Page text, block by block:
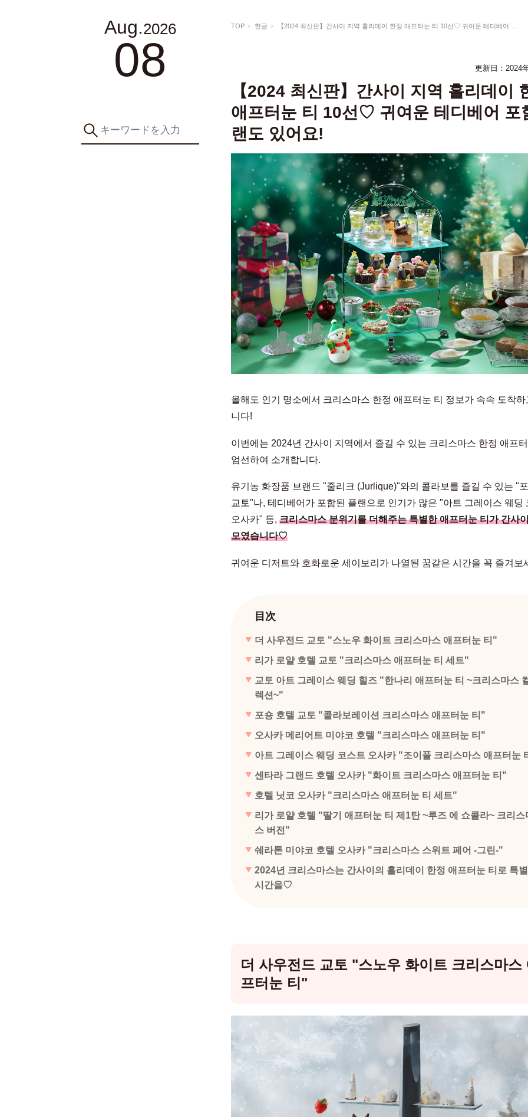
Aug.2026
08
TOP 한글 【2024 최신판】간사이 지역 홀리데이 한정 애프터눈 티 10선♡ 귀여운 테디베어 포함 플랜도 있어요!
更新日： 2024
【2024 최신판】간사이 지역 홀리데이
애프터눈 티 10선♡ 귀여운 테디베어 포
랜도 있어요!
올해도 인기 명소에서 크리스마스 한정 애프터눈 티 정보가 속속 도착하
니다!
이번에는 2024년 간사이 지역에서 즐길 수 있는 크리스마스 한정 애프
엄선하여 소개합니다.
유기농 화장품 브랜드 "줄리크 (Jurlique)"와의 콜라보를 즐길 수 있는 "
교토"나, 테디베어가 포함된 플랜으로 인기가 많은 "아트 그레이스 웨딩
오사카" 등, 크리스마스 분위기를 더해주는 특별한 애프터눈 티가 간사
모였습니다♡
귀여운 디저트와 호화로운 세이보리가 나열된 꿈같은 시간을 꼭 즐겨보
目次
더 사우전드 교토 "스노우 화이트 크리스마스 애프터눈 티"
리가 로얄 호텔 교토 "크리스마스 애프터눈 티 세트"
교토 아트 그레이스 웨딩 힐즈 "한나리 애프터눈 티 ~크리스마스
렉션~"
포숑 호텔 교토 "콜라보레이션 크리스마스 애프터눈 티"
오사카 메리어트 미야코 호텔 "크리스마스 애프터눈 티"
아트 그레이스 웨딩 코스트 오사카 "조이풀 크리스마스 애프터눈
센타라 그랜드 호텔 오사카 "화이트 크리스마스 애프터눈 티"
호텔 닛코 오사카 "크리스마스 애프터눈 티 세트"
리가 로얄 호텔 "딸기 애프터눈 티 제1탄 ~루즈 에 쇼콜라~ 크리스
스 버전"
쉐라톤 미야코 호텔 오사카 "크리스마스 스위트 페어 -그린-"
2024년 크리스마스는 간사이의 홀리데이 한정 애프터눈 티로 특
시간을♡
더 사우전드 교토 "스노우 화이트 크리스마스
프터눈 티"